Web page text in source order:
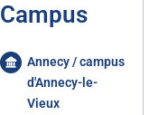
Campus
Annecy / campus
d'Annecy-le-
Vieux